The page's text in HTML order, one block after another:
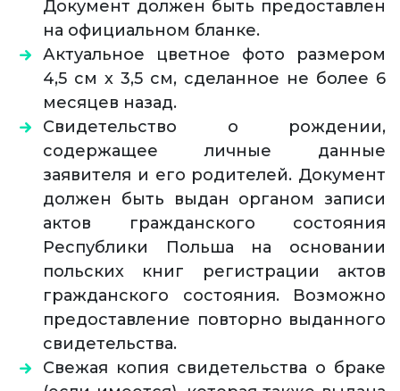
Документ должен быть предоставлен
на официальном бланке.
Актуальное цветное фото размером
4,5 см х 3,5 см, сделанное не более 6
месяцев назад.
Свидетельство о рождении,
содержащее личные данные
заявителя и его родителей. Документ
должен быть выдан органом записи
актов гражданского состояния
Республики Польша на основании
польских книг регистрации актов
гражданского состояния. Возможно
предоставление повторно выданного
свидетельства.
Свежая копия свидетельства о браке